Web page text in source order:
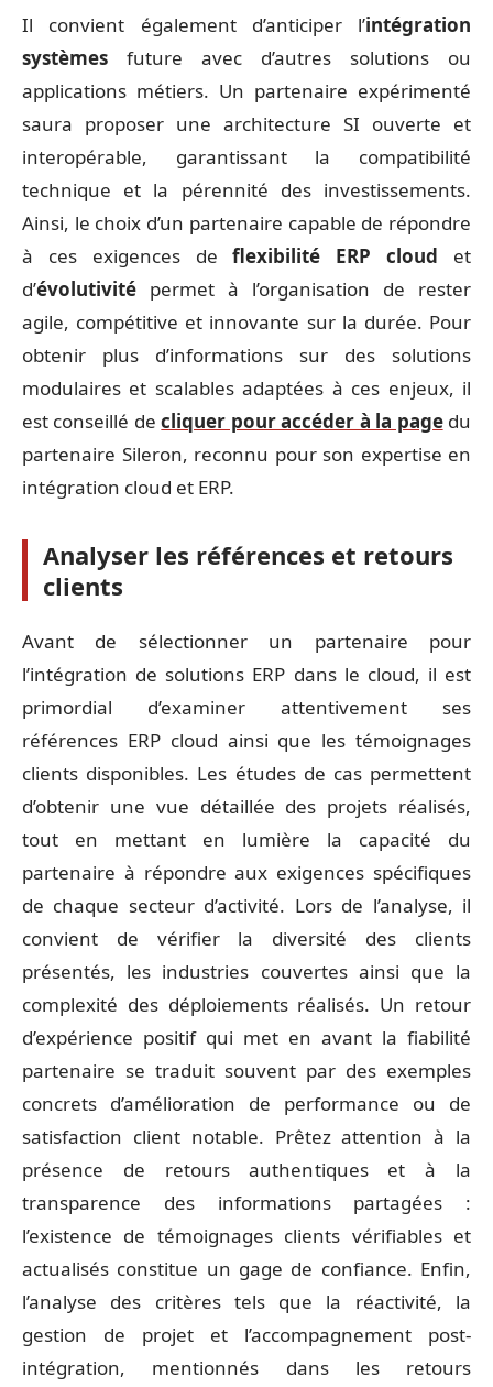
Il convient également d’anticiper l’intégration
systèmes future avec d’autres solutions ou
applications métiers. Un partenaire expérimenté
saura proposer une architecture SI ouverte et
interopérable, garantissant la compatibilité
technique et la pérennité des investissements.
Ainsi, le choix d’un partenaire capable de répondre
à ces exigences deflexibilité ERP cloud et
d’évolutivité permet à l’organisation de rester
agile, compétitive et innovante sur la durée. Pour
obtenir plus d’informations sur des solutions
modulaires et scalables adaptées à ces enjeux, il
est conseillé decliquer pour accéder à la pagedu
partenaire Sileron, reconnu pour son expertise en
intégration cloud et ERP.
Analyser les références et retours
clients
Avant de sélectionner un partenaire pour
l’intégration de solutions ERP dans le cloud, il est
primordial d’examiner attentivement ses
références ERP cloud ainsi que les témoignages
clients disponibles. Les études de cas permettent
d’obtenir une vue détaillée des projets réalisés,
tout en mettant en lumière la capacité du
partenaire à répondre aux exigences spécifiques
de chaque secteur d’activité. Lors de l’analyse, il
convient de vérifier la diversité des clients
présentés, les industries couvertes ainsi que la
complexité des déploiements réalisés. Un retour
d’expérience positif qui met en avant la fiabilité
partenaire se traduit souvent par des exemples
concrets d’amélioration de performance ou de
satisfaction client notable. Prêtez attention à la
présence de retours authentiques et à la
transparence des informations partagées :
l’existence de témoignages clients vérifiables et
actualisés constitue un gage de confiance. Enfin,
l’analyse des critères tels que la réactivité, la
gestion de projet et l’accompagnement post-
intégration, mentionnés dans les retours